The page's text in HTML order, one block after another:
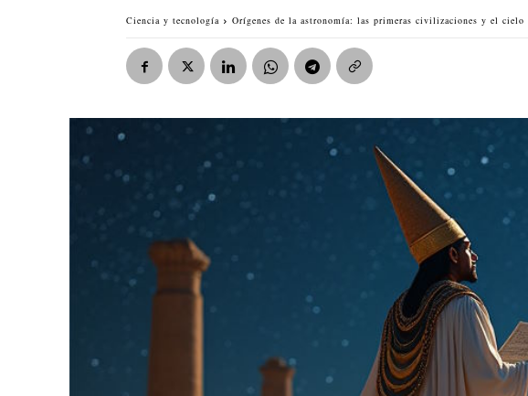
Ciencia y tecnología Orígenes de la astronomía: las primeras civilizaciones y el cielo